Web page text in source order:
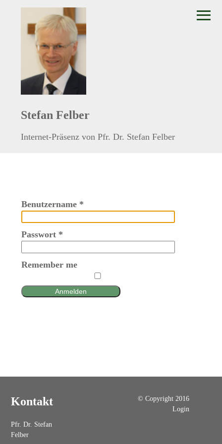
Stefan Felber
Internet-Präsenz von Pfr. Dr. Stefan Felber
Benutzername*
Passwort*
Remember me
Anmelden
Kontakt
Pfr. Dr. Stefan
Felber
© Copyright 2016
Login
≡